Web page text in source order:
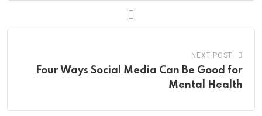
NEXT POST
Four Ways Social Media Can Be Good for
Mental Health